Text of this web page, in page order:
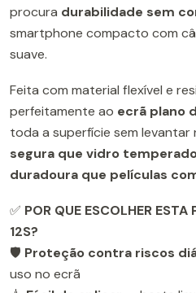
procura durabilidade sem
smartphone compacto com
suave.
Feita com material flexível e
perfeitamente ao ecrã plano
toda a superfície sem levantar
segura que vidro
duradoura que películas
✅ POR QUE ESCOLHER
12S?
🛡️ Proteção contra riscos
uso no ecrã